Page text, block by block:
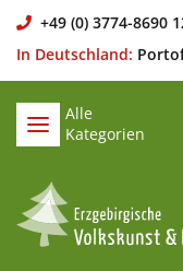
+49 (0) 3774-8690
In Deutschland:
Alle
Kategorien